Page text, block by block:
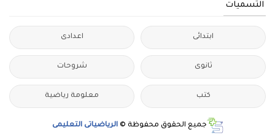
التسميات
ابتدائى اعدادى
ثانوى شروحات
كتب معلومة رياضية
جميع الحقوق محفوظة © الرياضياتى التعليمى